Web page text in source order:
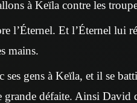
à Keïla contre les
l’Éternel. Et l’Éternel lui
mains.
ses gens à Keïla, et il se
défaite. Ainsi David